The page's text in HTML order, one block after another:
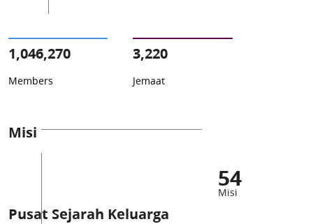
1,046,270
Members
3,220
Jemaat
Misi
54
Misi
Pusat Sejarah Keluarga